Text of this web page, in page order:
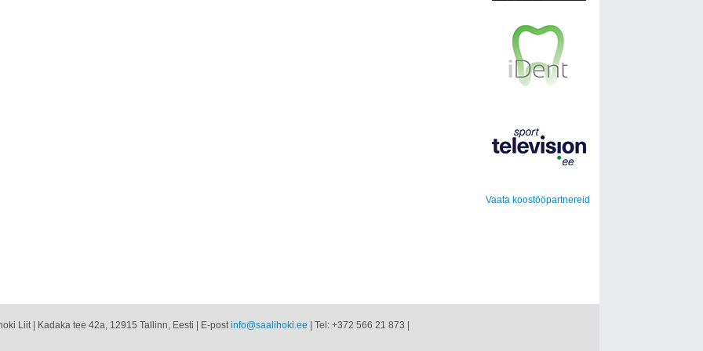
Vaata koostööpartnereid
Liit | Kadaka tee 42a, 12915 Tallinn, Eesti | E-postinfo@saalihoki.ee | Tel: +372 566 21 873 |